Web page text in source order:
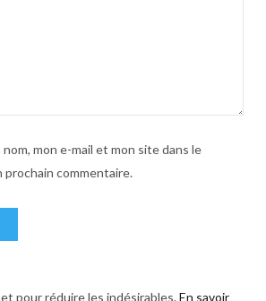
mon e-mail et mon site dans le
prochain commentaire.
pour réduire les indésirables.En savoir